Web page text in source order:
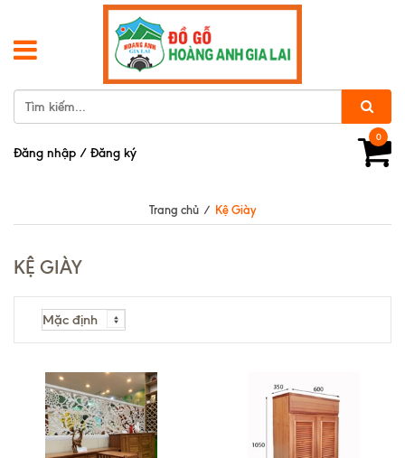
0
Đăng nhập / Đăng ký
Trang chủ / Kệ Giày
KỆ GIÀY